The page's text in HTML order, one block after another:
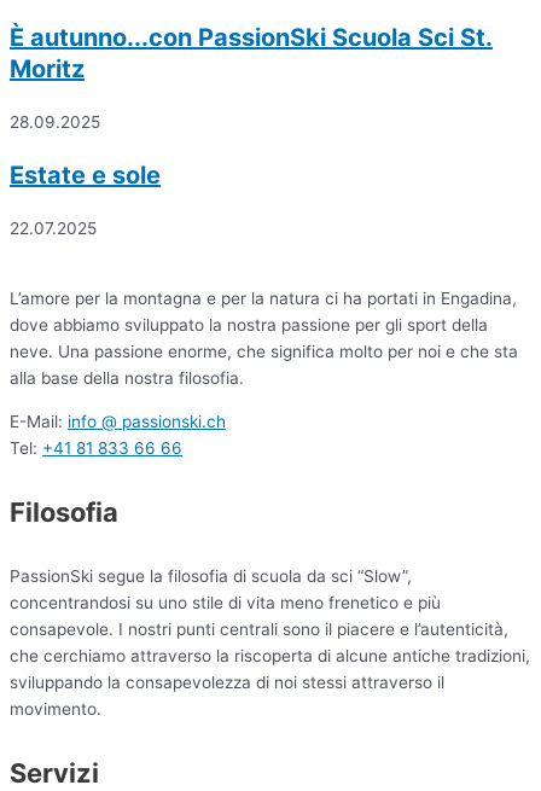
È autunno...con PassionSki Scuola Sci St.
Moritz
28.09.2025
Estate e sole
22.07.2025
L’amore per la montagna e per la natura ci ha portati in Engadina,
dove abbiamo sviluppato la nostra passione per gli sport della
neve. Una passione enorme, che significa molto per noi e che sta
alla base della nostra filosofia.
E-Mail: info @ passionski.ch
Tel: +41 81 833 66 66
Filosofia
PassionSki segue la filosofia di scuola da sci “Slow”,
concentrandosi su uno stile di vita meno frenetico e più
consapevole. I nostri punti centrali sono il piacere e l’autenticità,
che cerchiamo attraverso la riscoperta di alcune antiche tradizioni,
sviluppando la consapevolezza di noi stessi attraverso il
movimento.
Servizi